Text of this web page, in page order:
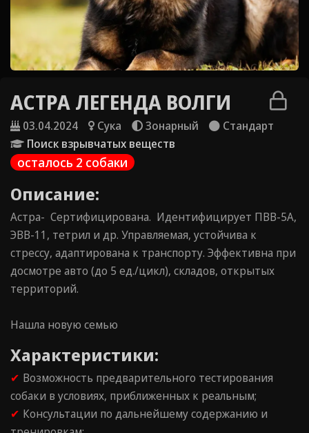
АСТРА ЛЕГЕНДА ВОЛГИ
03.04.2024 Сука Зонарный
Стандарт
Поиск взрывчатых веществ
осталось 2 собаки
Описание:
Астра- Сертифицирована. Идентифицирует ПВВ-5А,
ЭВВ-11, тетрил и др. Управляемая, устойчива к
стрессу, адаптирована к транспорту. Эффективна при
досмотре авто (до 5 ед./цикл), складов, открытых
территорий.
Нашла новую семью
Характеристики:
✔ Возможность предварительного тестирования
собаки в условиях, приближенных к реальным;
✔ Консультации по дальнейшему содержанию и